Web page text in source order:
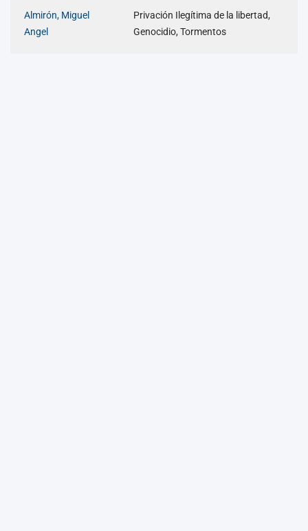
Almirón, Miguel
Angel
Privación Ilegítima de la libertad,
Genocidio, Tormentos